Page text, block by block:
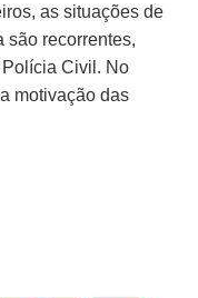
as situações de
são recorrentes,
Civil. No
motivação das